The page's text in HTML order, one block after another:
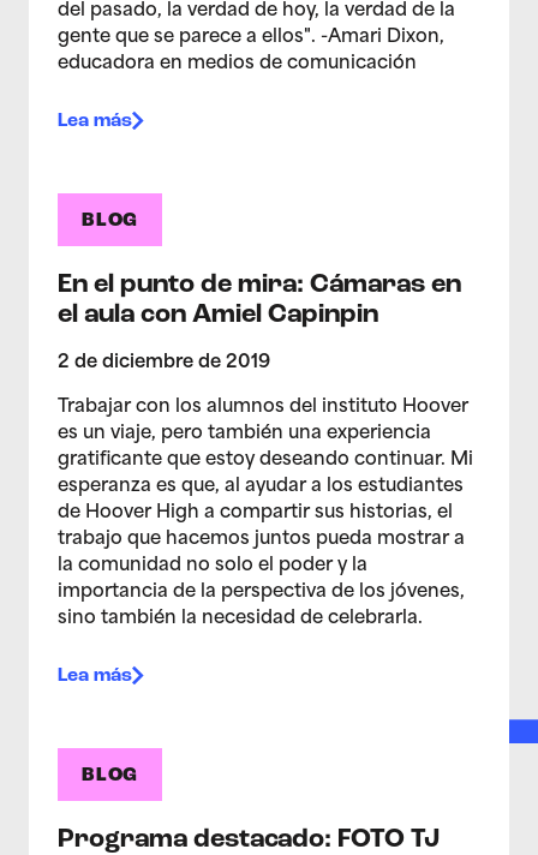
del pasado, la verdad de hoy, la verdad de la
gente que se parece a ellos". -Amari Dixon,
educadora en medios de comunicación
Lea más
BLOG
En el punto de mira: Cámaras en
el aula con Amiel Capinpin
2 de diciembre de 2019
Trabajar con los alumnos del instituto Hoover
es un viaje, pero también una experiencia
gratificante que estoy deseando continuar. Mi
esperanza es que, al ayudar a los estudiantes
de Hoover High a compartir sus historias, el
trabajo que hacemos juntos pueda mostrar a
la comunidad no solo el poder y la
importancia de la perspectiva de los jóvenes,
sino también la necesidad de celebrarla.
Lea más
BLOG
Programa destacado: FOTO TJ